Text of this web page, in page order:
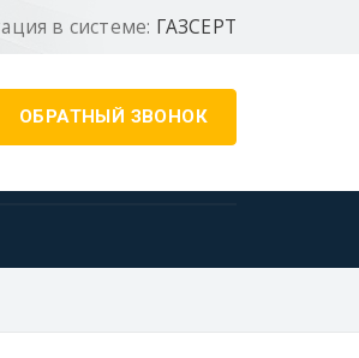
в системе: ГАЗСЕРТ
ОБРАТНЫЙ ЗВОНОК